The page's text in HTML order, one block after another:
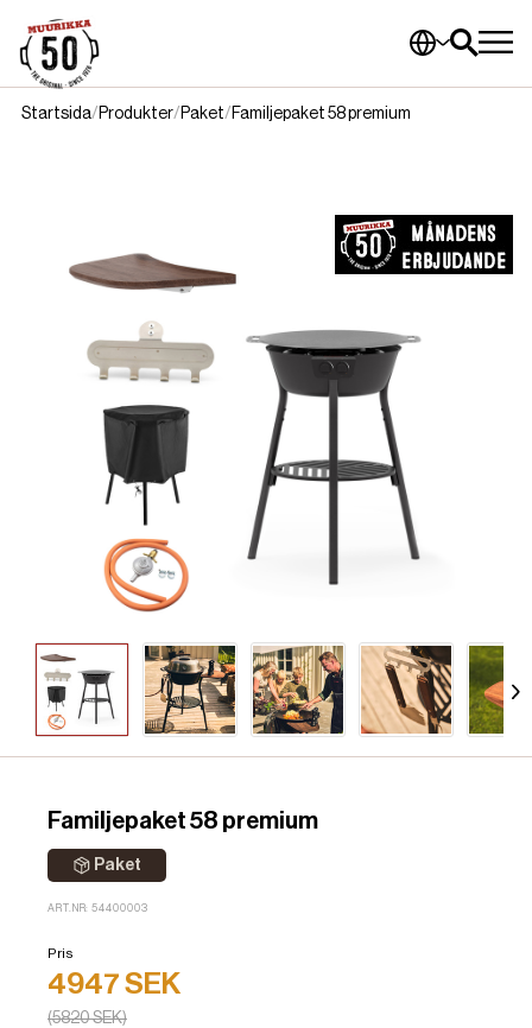
Startsida Produkter Paket Familjepaket 58 premium
Familjepaket 58 premium
Paket
ART.NR: 54400003
Pris
4947 SEK
(5820 SEK)